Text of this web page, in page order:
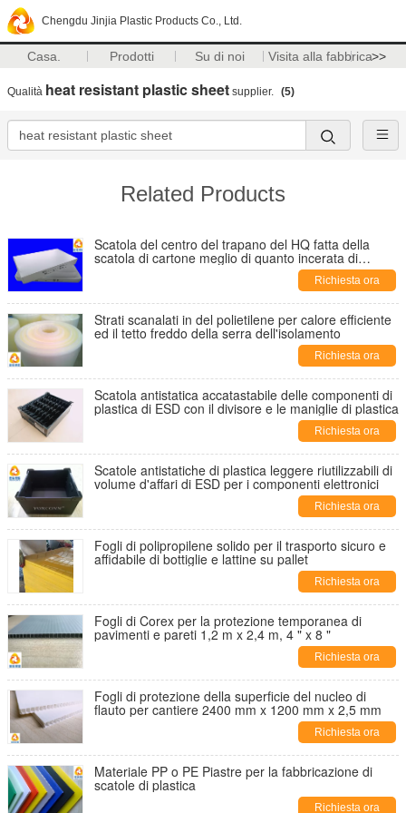
Chengdu Jinjia Plastic Products Co., Ltd.
Casa. Prodotti Su di noi Visita alla fabbrica>>
Qualità heat resistant plastic sheet supplier. (5)
Related Products
Scatola del centro del trapano del HQ fatta della
scatola di cartone meglio di quanto incerata di
plastica scanalata in impermeabile di stratiRichiesta ora
Strati scanalati in del polietilene per calore efficiente
ed il tetto freddo della serra dell'isolamento
Richiesta ora
Scatola antistatica accatastabile delle componenti di
plastica di ESD con il divisore e le maniglie di plastica
Richiesta ora
Scatole antistatiche di plastica leggere riutilizzabili di
volume d'affari di ESD per i componenti elettronici
Richiesta ora
Fogli di polipropilene solido per il trasporto sicuro e
affidabile di bottiglie e lattine su pallet
Richiesta ora
Fogli di Corex per la protezione temporanea di
pavimenti e pareti 1,2 m x 2,4 m, 4 " x 8 "
Richiesta ora
Fogli di protezione della superficie del nucleo di
flauto per cantiere 2400 mm x 1200 mm x 2,5 mm
Richiesta ora
Materiale PP o PE Piastre per la fabbricazione di
scatole di plastica
Richiesta ora